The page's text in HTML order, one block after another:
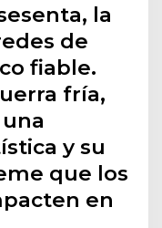
la
de
fiable.
fría,
y su
que los
en